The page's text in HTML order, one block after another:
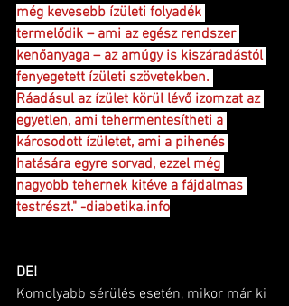
még kevesebb ízületi folyadék
termelődik – ami az egész rendszer
kenőanyaga – az amúgy is kiszáradástól
fenyegetett ízületi szövetekben.
Ráadásul az ízület körül lévő izomzat az
egyetlen, ami tehermentesítheti a
károsodott ízületet, ami a pihenés
hatására egyre sorvad, ezzel még
nagyobb tehernek kitéve a fájdalmas
testrészt." -diabetika.info
DE!
Komolyabb sérülés esetén, mikor már ki